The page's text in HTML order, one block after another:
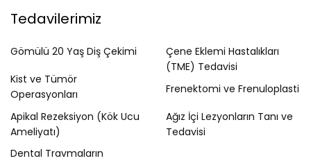
Tedavilerimiz
Gömülü 20 Yaş Diş Çekimi
Kist ve Tümör
Operasyonları
Apikal Rezeksiyon (Kök Ucu
Ameliyatı)
Dental Travmaların
Çene Eklemi Hastalıkları
(TME) Tedavisi
Frenektomi ve Frenuloplasti
Ağız İçi Lezyonların Tanı ve
Tedavisi